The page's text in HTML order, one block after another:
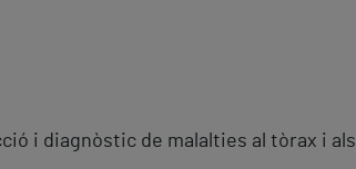
i diagnòstic de malalties al tòrax i als